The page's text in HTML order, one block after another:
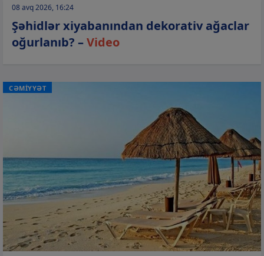
08 avq 2026, 16:24
Şəhidlər xiyabanından dekorativ ağaclar
oğurlanıb? –Video
CƏMİYYƏT